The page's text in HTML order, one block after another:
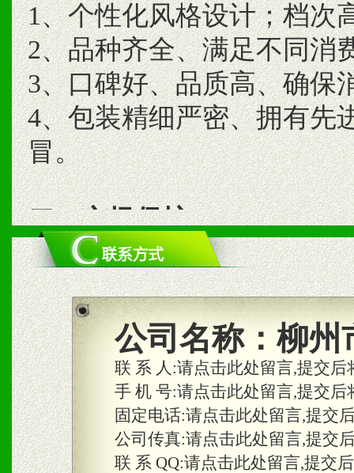
1、个性化风格设计；档次
2、品种齐全、满足不同消
3、口碑好、品质高、确保
4、包装精细严密、拥有先
冒。
二、市场保护
1、统一市场价格；建立全
商利润。
2、区域独家经营；建立区
合作关系。
三、物料及媒体
1、免费提供体验及宣传彩
公司名称：柳州
联 系 人:请点击此处留言,提交
手 机 号:请点击此处留言,提交
固定电话:请点击此处留言,提交
公司传真:请点击此处留言,提交
联 系 QQ:请点击此处留言,提交